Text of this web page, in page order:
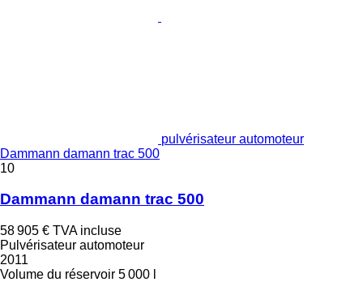
pulvérisateur automoteur
Dammann damann trac 500
10
Dammann damann trac 500
58 905 € TVA incluse
Pulvérisateur automoteur
2011
Volume du réservoir 5 000 l